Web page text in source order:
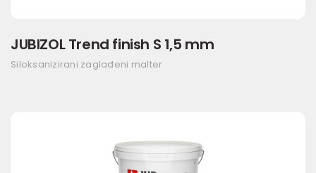
JUBIZOL Trend finish S 1,5 mm
Siloksanizirani zaglađeni malter